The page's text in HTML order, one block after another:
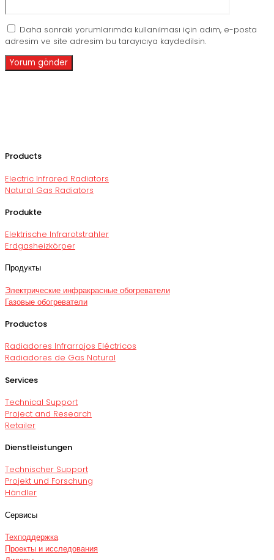
Daha sonraki yorumlarımda kullanılması için adım, e-posta
adresim ve site adresim bu tarayıcıya kaydedilsin.
Products
Electric Infrared Radiators
Natural Gas Radiators
Produkte
Elektrische Infrarotstrahler
Erdgasheizkörper
Продукты
Электрические инфракрасные обогреватели
Газовые обогреватели
Productos
Radiadores Infrarrojos Eléctricos
Radiadores de Gas Natural
Services
Technical Support
Project and Research
Retailer
Dienstleistungen
Technischer Support
Projekt und Forschung
Händler
Сервисы
Техподдержка
Проекты и исследования